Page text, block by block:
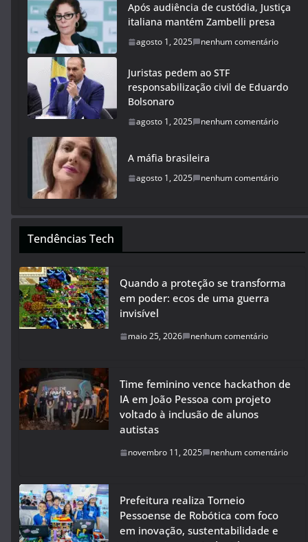
Após audiência de custódia, Justiça
italiana mantém Zambelli presa
agosto 1, 2025 nenhum comentário
Juristas pedem ao STF
responsabilização civil de Eduardo
Bolsonaro
agosto 1, 2025 nenhum comentário
A máfia brasileira
agosto 1, 2025 nenhum comentário
Tendências Tech
Quando a proteção se transforma
em poder: ecos de uma guerra
invisível
maio 25, 2026 nenhum comentário
Time feminino vence hackathon de
IA em João Pessoa com projeto
voltado à inclusão de alunos
autistas
novembro 11, 2025 nenhum comentário
Prefeitura realiza Torneio
Pessoense de Robótica com foco
em inovação, sustentabilidade e